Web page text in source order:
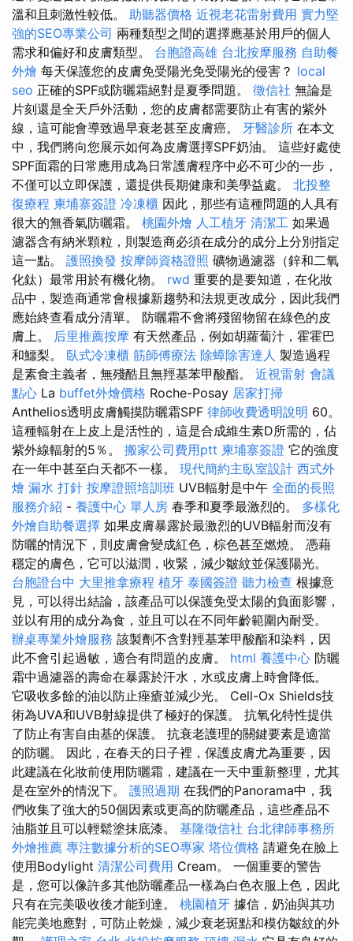
溫和且刺激性較低。 助聽器價格 近視老花雷射費用 實力堅
強的SEO專業公司 兩種類型之間的選擇應基於用戶的個人
需求和偏好和皮膚類型。 台胞證高雄 台北按摩服務 自助餐
外燴 每天保護您的皮膚免受陽光免受陽光的侵害？ local
seo 正確的SPF或防曬霜絕對是夏季問題。 徵信社 無論是
片刻還是全天戶外活動，您的皮膚都需要防止有害的紫外
線，這可能會導致過早衰老甚至皮膚癌。 牙醫診所 在本文
中，我們將向您展示如何為皮膚選擇SPF奶油。 這些好處使
SPF面霜的日常應用成為日常護膚程序中必不可少的一步，
不僅可以立即保護，還提供長期健康和美學益處。 北投整
復療程 柬埔寨簽證 冷凍櫃 因此，那些有這種問題的人具有
很大的無香氣防曬霜。 桃園外燴 人工植牙 清潔工 如果過
濾器含有納米顆粒，則製造商必須在成分的成分上分別指定
這一點。 護照換發 按摩師資格證照 礦物過濾器（鋅和二氧
化鈦）最常用於有機化物。 rwd 重要的是要知道，在化妝
品中，製造商通常會根據新趨勢和法規更改成分，因此我們
應始終查看成分清單。 防曬霜不會將殘留物留在綠色的皮
膚上。 后里推薦按摩 有天然產品，例如胡蘿蔔汁，霍霍巴
和鱷梨。 臥式冷凍櫃 筋師傅療法 除蟑除害達人 製造過程
是素食主義者，無殘酷且無羥基苯甲酸酯。 近視雷射 會議
點心 La buffet外燴價格 Roche-Posay 居家打掃
Anthelios透明皮膚觸摸防曬霜SPF 律師收費透明說明 60。
這種輻射在上皮上是活性的，這是合成維生素D所需的，佔
紫外線輻射的5％。 搬家公司費用ptt 柬埔寨簽證 它的強度
在一年中甚至白天都不一樣。 現代簡約主臥室設計 西式外
燴 漏水 打針 按摩證照培訓班 UVB輻射是中午 全面的長照
服務介紹 - 養護中心 單人房 春季和夏季最激烈的。 多樣化
外燴自助餐選擇 如果皮膚暴露於最激烈的UVB輻射而沒有
防曬的情況下，則皮膚會變成紅色，棕色甚至燃燒。 憑藉
穩定的膚色，它可以滋潤，收緊，減少皺紋並保護陽光。
台胞證台中 大里推拿療程 植牙 泰國簽證 聽力檢查 根據意
見，可以得出結論，該產品可以保護免受太陽的負面影響，
並以有用的成分為食，並且可以在不同年齡範圍內耐受。
辦桌專業外燴服務 該製劑不含對羥基苯甲酸酯和染料，因
此不會引起過敏，適合有問題的皮膚。 html 養護中心 防曬
霜中過濾器的壽命在暴露於汗水，水或皮膚上時會降低。
它吸收多餘的油以防止痤瘡並減少光。 Cell-Ox Shields技
術為UVA和UVB射線提供了極好的保護。 抗氧化特性提供
了防止有害自由基的保護。 抗衰老護理的關鍵要素是適當
的防曬。 因此，在春天的日子裡，保護皮膚尤為重要，因
此建議在化妝前使用防曬霜，建議在一天中重新整理，尤其
是在室外的情況下。 護照過期 在我們的Panorama中，我
們收集了強大的50個因素或更高的防曬產品，這些產品不
油脂並且可以輕鬆塗抹底漆。 基隆徵信社 台北律師事務所
外燴推薦 專注數據分析的SEO專家 塔位價格 請避免在臉上
使用Bodylight 清潔公司費用 Cream。 一個重要的警告
是，您可以像許多其他防曬產品一樣為白色衣服上色，因此
只有在完美吸收後才能到達。 桃園植牙 據信，奶油與其功
能完美地應對，可防止乾燥，減少衰老斑點和模仿皺紋的外